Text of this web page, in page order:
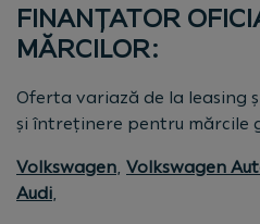
FINANŢATOR
MĂRCILOR:
Oferta variază de la leasing
și întreținere pentru mărcile
Volkswagen Volkswagen
Audi